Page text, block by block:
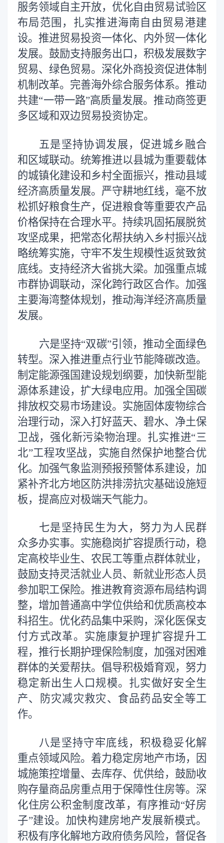
服务领域自主开放，优化自由贸易试验区
布局范围，扎实推进海南自由贸易港建
设。推进贸易投资一体化、内外贸一体化
发展。鼓励支持服务出口，积极发展数字
贸易、绿色贸易。深化外商投资促进体制
机制改革。完善海外综合服务体系。推动
共建“一带一路”高质量发展。推动商签更
多区域和双边贸易投资协定。
五是坚持协调发展，促进城乡融合
和区域联动。统筹推进以县城为重要载体
的城镇化建设和乡村全面振兴，推动县域
经济高质量发展。严守耕地红线，毫不放
松抓好粮食生产，促进粮食等重要农产品
价格保持在合理水平。持续巩固拓展脱贫
攻坚成果，把常态化帮扶纳入乡村振兴战
略统筹实施，守牢不发生规模性返贫致贫
底线。支持经济大省挑大梁。加强重点城
市群协调联动，深化跨行政区合作。加强
主要海湾整体规划，推动海洋经济高质量
发展。
六是坚持“双碳”引领，推动全面绿色
转型。深入推进重点行业节能降碳改造。
制定能源强国建设规划纲要，加快新型能
源体系建设，扩大绿电应用。加强全国碳
排放权交易市场建设。实施固体废物综合
治理行动，深入打好蓝天、碧水、净土保
卫战，强化新污染物治理。扎实推进“三
北”工程攻坚战，实施自然保护地整合优
化。加强气象监测预报预警体系建设，加
紧补齐北方地区防洪排涝抗灾基础设施短
板，提高应对极端天气能力。
七是坚持民生为大，努力为人民群
众多办实事。实施稳岗扩容提质行动，稳
定高校毕业生、农民工等重点群体就业，
鼓励支持灵活就业人员、新就业形态人员
参加职工保险。推进教育资源布局结构调
整，增加普通高中学位供给和优质高校本
科招生。优化药品集中采购，深化医保支
付方式改革。实施康复护理扩容提升工
程，推行长期护理保险制度，加强对困难
群体的关爱帮扶。倡导积极婚育观，努力
稳定新出生人口规模。扎实做好安全生
产、防灾减灾救灾、食品药品安全等工
作。
八是坚持守牢底线，积极稳妥化解
重点领域风险。着力稳定房地产市场，因
城施策控增量、去库存、优供给，鼓励收
购存量商品房重点用于保障性住房等。深
化住房公积金制度改革，有序推动“好房
子”建设。加快构建房地产发展新模式。
积极有序化解地方政府债务风险，督促各